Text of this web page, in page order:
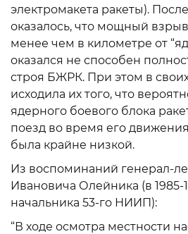
электромакета ракеты).
оказалось, что мощный
менее чем в километре от
оказался не способен
строя БЖРК. При этом в
исходила их того, что
ядерного боевого блока
поезд во время его
была крайне низкой.
Из воспоминаний генерал-
Ивановича Олейника (в 1985-
начальника 53-го НИИП):
“В ходе осмотра местности